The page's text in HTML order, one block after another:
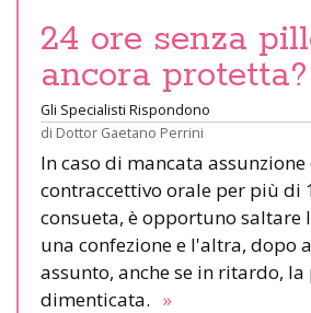
24 ore senza
ancora protetta?
Gli Specialisti Rispondono
di Dottor Gaetano Perrini
In caso di mancata assunzione
contraccettivo orale per più di
consueta, è opportuno saltare
una confezione e l'altra, dopo
assunto, anche se in ritardo,
dimenticata. »